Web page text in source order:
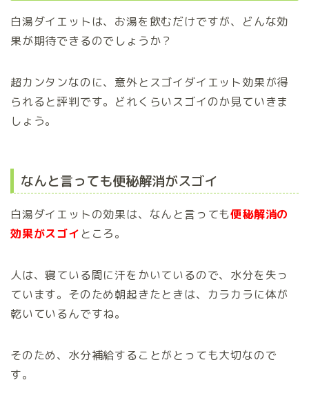
白湯ダイエットは、お湯を飲むだけですが、どんな効
果が期待できるのでしょうか？
超カンタンなのに、意外とスゴイダイエット効果が得
られると評判です。どれくらいスゴイのか見ていきま
しょう。
なんと言っても便秘解消がスゴイ
白湯ダイエットの効果は、なんと言っても便秘解消の
効果がスゴイところ。
人は、寝ている間に汗をかいているので、水分を失っ
ています。そのため朝起きたときは、カラカラに体が
乾いているんですね。
そのため、水分補給することがとっても大切なので
す。